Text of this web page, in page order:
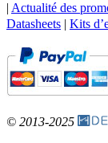
| Actualité des
Datasheets | Kits
© 2013-2025